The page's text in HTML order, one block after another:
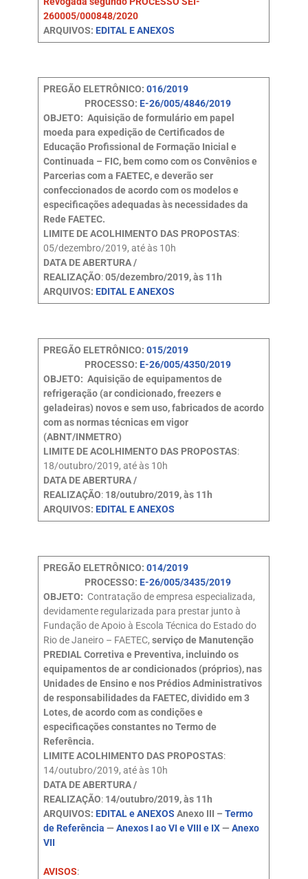
260005/000848/2020
ARQUIVOS: EDITAL E ANEXOS
PREGÃO ELETRÔNICO: 016/2019
PROCESSO: E-26/005/4846/2019
OBJETO: Aquisição de formulário em papel
moeda para expedição de Certificados de
Educação Profissional de Formação Inicial e
Continuada – FIC, bem como com os Convênios e
Parcerias com a FAETEC, e deverão ser
confeccionados de acordo com os modelos e
especificações adequadas às necessidades da
Rede FAETEC.
LIMITE DE ACOLHIMENTO DAS PROPOSTAS:
05/dezembro/2019, até às 10h
DATA DE ABERTURA /
REALIZAÇÃO:05/dezembro/2019, às 11h
ARQUIVOS: EDITAL E ANEXOS
PREGÃO ELETRÔNICO: 015/2019
PROCESSO: E-26/005/4350/2019
OBJETO: Aquisição de equipamentos de
refrigeração (ar condicionado, freezers e
geladeiras) novos e sem uso, fabricados de acordo
com as normas técnicas em vigor
(ABNT/INMETRO)
LIMITE DE ACOLHIMENTO DAS PROPOSTAS:
18/outubro/2019, até às 10h
DATA DE ABERTURA /
REALIZAÇÃO:18/outubro/2019, às 11h
ARQUIVOS: EDITAL E ANEXOS
PREGÃO ELETRÔNICO: 014/2019
PROCESSO: E-26/005/3435/2019
OBJETO: Contratação de empresa especializada,
devidamente regularizada para prestar junto à
Fundação de Apoio à Escola Técnica do Estado do
Rio de Janeiro – FAETEC, serviço de Manutenção
PREDIAL Corretiva e Preventiva, incluindo os
equipamentos de ar condicionados (próprios), nas
Unidades de Ensino e nos Prédios Administrativos
de responsabilidades da FAETEC, dividido em 3
Lotes, de acordo com as condições e
especificações constantes no Termo de
Referência.
LIMITE ACOLHIMENTO DAS PROPOSTAS:
14/outubro/2019, até às 10h
DATA DE ABERTURA /
REALIZAÇÃO:14/outubro/2019, às 11h
ARQUIVOS: EDITAL e ANEXOS Anexo III – Termo
de Referência — Anexos I ao VI e VIII e IX— Anexo
VII
AVISOS: